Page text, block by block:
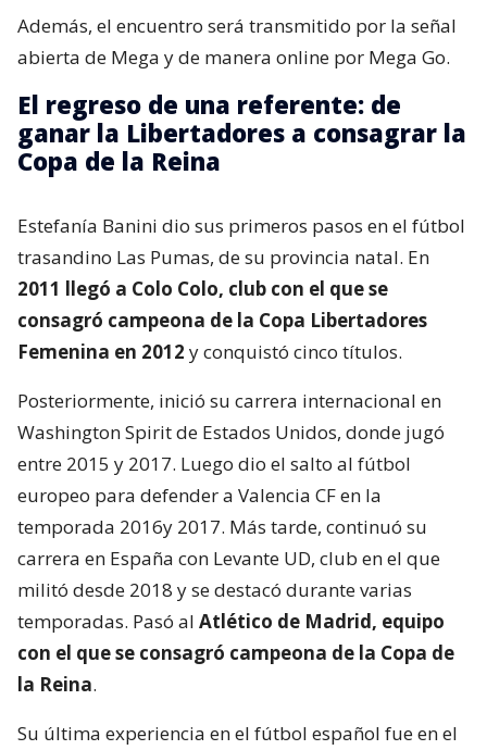
Además, el encuentro será transmitido por la señal
abierta de Mega y de manera online por Mega Go.
El regreso de una referente: de
ganar la Libertadores a consagrar la
Copa de la Reina
Estefanía Banini dio sus primeros pasos en el fútbol
trasandino Las Pumas, de su provincia natal. En
2011 llegó a Colo Colo, club con el que se
consagró campeona de la Copa Libertadores
Femenina en 2012 y conquistó cinco títulos.
Posteriormente, inició su carrera internacional en
Washington Spirit de Estados Unidos, donde jugó
entre 2015 y 2017. Luego dio el salto al fútbol
europeo para defender a Valencia CF en la
temporada 2016y 2017. Más tarde, continuó su
carrera en España con Levante UD, club en el que
militó desde 2018 y se destacó durante varias
temporadas. Pasó al Atlético de Madrid, equipo
con el que se consagró campeona de la Copa de
la Reina.
Su última experiencia en el fútbol español fue en el